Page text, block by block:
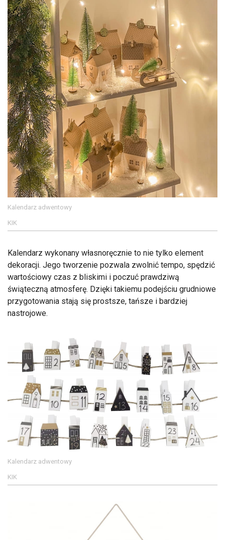
Kalendarz adwentowy
KIK
Kalendarz wykonany własnoręcznie to nie tylko element
dekoracji. Jego tworzenie pozwala zwolnić tempo, spędzić
wartościowy czas z bliskimi i poczuć prawdziwą
świąteczną atmosferę. Dzięki takiemu podejściu grudniowe
przygotowania stają się prostsze, tańsze i bardziej
nastrojowe.
Kalendarz adwentowy
KIK